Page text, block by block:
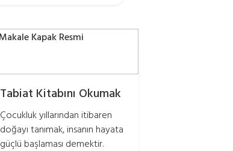
Tabiat Kitabını Okumak
Çocukluk yıllarından itibaren
doğayı tanımak, insanın hayata
güçlü başlaması demektir.